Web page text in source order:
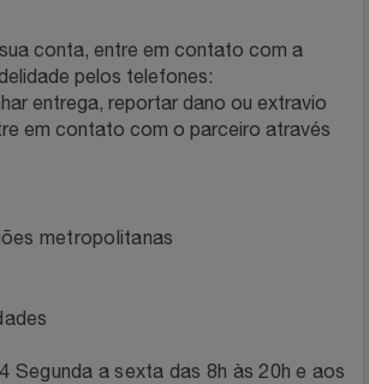
conta, entre em contato com a
pelos telefones:
entrega, reportar dano ou extravio
em contato com o parceiro através
metropolitanas
Segunda a sexta das 8h às 20h e aos